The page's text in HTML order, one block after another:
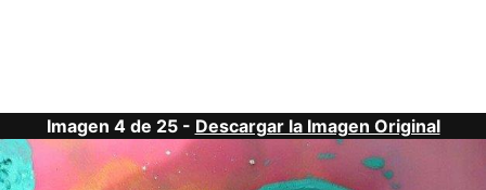
Imagen 4 de 25 - Descargar la Imagen Original